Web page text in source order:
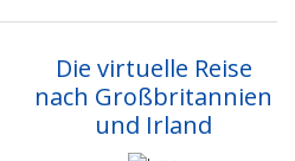
Die virtuelle Reise
nach Großbritannien
und Irland